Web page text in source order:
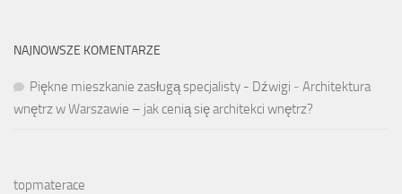
NAJNOWSZE KOMENTARZE
Piękne mieszkanie zasługą specjalisty - Dźwigi - Architektura
wnętrz w Warszawie – jak cenią się architekci wnętrz?
topmaterace